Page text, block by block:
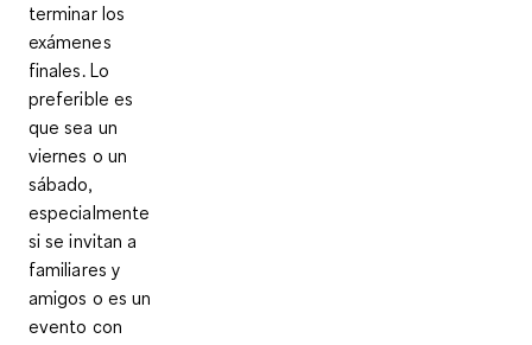
terminar los
exámenes
finales. Lo
preferible es
que sea un
viernes o un
sábado,
especialmente
si se invitan a
familiares y
amigos o es un
evento con